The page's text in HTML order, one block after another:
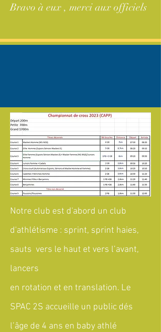
Bravo à eux , merci aux officiels
Notre club est d'abord un club
d'athlétisme : sprint, sprint haies,
sauts vers le haut et vers l’avant,
lancers
en rotation et en translation. Le
SPAC 2S accueille un public dés
l’âge de 4 ans en baby athlé